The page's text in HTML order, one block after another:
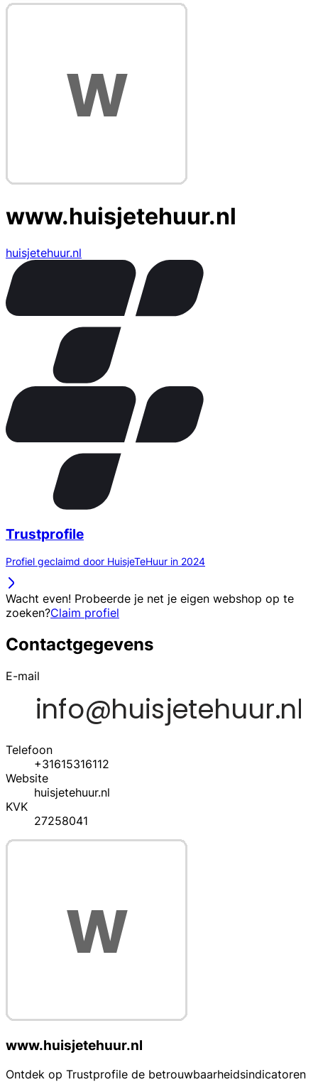
www.huisjetehuur.nl
huisjetehuur.nl
Trustprofile
Profiel geclaimd door HuisjeTeHuur in 2024
Wacht even! Probeerde je net je eigen webshop op te
zoeken?Claim profiel
Contactgegevens
E-mail
Telefoon
+31615316112
Website
huisjetehuur.nl
KVK
27258041
www.huisjetehuur.nl
Ontdek op Trustprofile de betrouwbaarheidsindicatoren